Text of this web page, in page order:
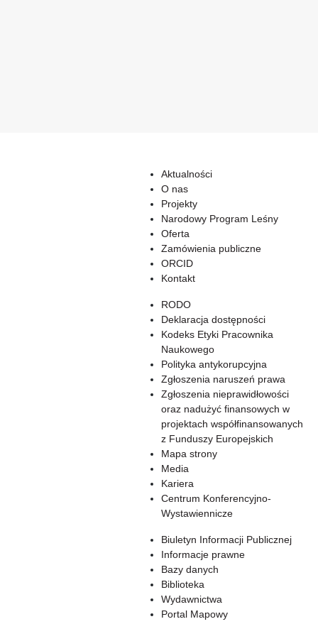
Aktualności
O nas
Projekty
Narodowy Program Leśny
Oferta
Zamówienia publiczne
ORCID
Kontakt
RODO
Deklaracja dostępności
Kodeks Etyki Pracownika
Naukowego
Polityka antykorupcyjna
Zgłoszenia naruszeń prawa
Zgłoszenia nieprawidłowości
oraz nadużyć finansowych w
projektach współfinansowanych
z Funduszy Europejskich
Mapa strony
Media
Kariera
Centrum Konferencyjno-
Wystawiennicze
Biuletyn Informacji Publicznej
Informacje prawne
Bazy danych
Biblioteka
Wydawnictwa
Portal Mapowy